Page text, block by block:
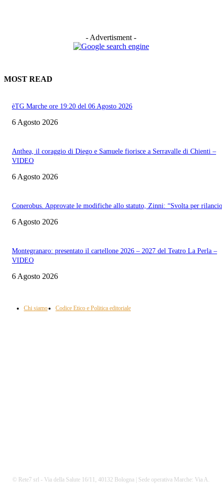
- Advertisment -
MOST READ
èTG Marche ore 19:20 del 06 Agosto 2026
6 Agosto 2026
Anthea, il coraggio di Diego e Samuele fiorisce a Serravalle di Chienti –
VIDEO
6 Agosto 2026
Conerobus. Approvate le modifiche allo statuto, Zinni: “Svolta per
6 Agosto 2026
Montegranaro: presentato il cartellone 2026 – 2027 del Teatro La Perla –
VIDEO
6 Agosto 2026
Chi siamo Codice Etico e Politica editoriale
© Rete7 srl - Via della Salute 16/11, 40132 Bologna | Sede operativa Marche: Via A.